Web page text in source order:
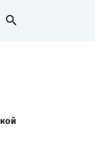
search